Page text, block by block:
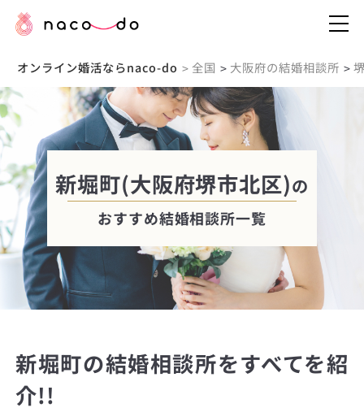
オンライン婚活ならnaco-do > 全国 > 大阪府の結婚相談所 >
新堀町(大阪府堺市北区)の
おすすめ結婚相談所一覧
新堀町の結婚相談所をすべてを紹
介!!